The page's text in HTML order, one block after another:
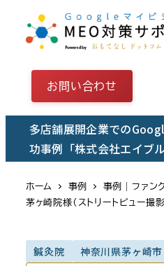
テ
お問い合わせ
多店舗展開企業での
功事例「株式会社エイブ
ホーム 事例
事例｜ファン
茅ヶ崎院様（ストリートビュー撮影
鍼灸院 神奈川県茅ヶ崎市